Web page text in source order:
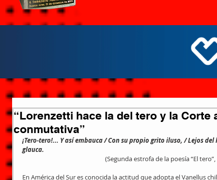
“Lorenzetti hace la del tero y la Corte
conmutativa”
¡Tero-tero!... Y así embauca / Con su propio grito iluso, / Lejos
glauca.
(Segunda
En América del Sur es conocida la actitud que adopta el Vanellus